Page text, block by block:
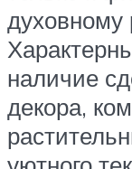
духовному
наличие
декора,